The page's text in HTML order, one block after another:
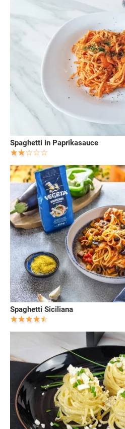
Spaghetti in Paprikasauce
Spaghetti Siciliana